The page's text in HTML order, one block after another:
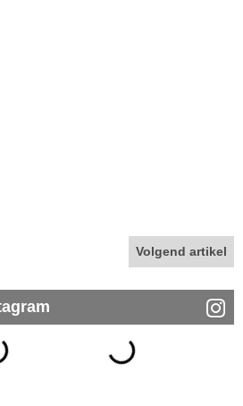
Volgend artikel